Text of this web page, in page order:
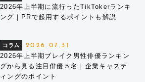
2026年上半期に流行ったTikTokerランキ
ング｜PRで起用するポイントも解説
コラム 2026.07.31
2026年上半期ブレイク男性俳優ランキン
グから見る注目俳優５名｜企業キャステ
ィングのポイント